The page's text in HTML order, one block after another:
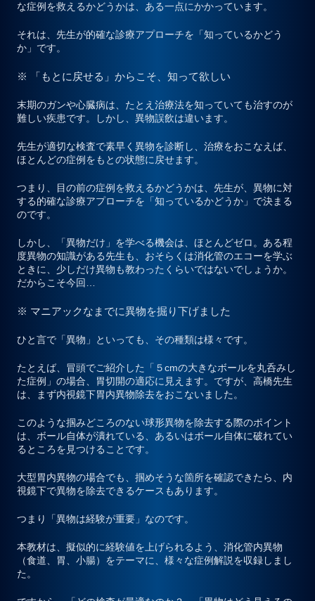
な症例を救えるかどうかは、ある一点にかかっています。
それは、先生が的確な診療アプローチを「知っているかどう
か」です。
※ 「もとに戻せる」からこそ、知って欲しい
末期のガンや心臓病は、たとえ治療法を知っていても治すのが
難しい疾患です。しかし、異物誤飲は違います。
先生が適切な検査で素早く異物を診断し、治療をおこなえば、
ほとんどの症例をもとの状態に戻せます。
つまり、目の前の症例を救えるかどうかは、先生が、異物に対
する的確な診療アプローチを「知っているかどうか」で決まる
のです。
しかし、「異物だけ」を学べる機会は、ほとんどゼロ。ある程
度異物の知識がある先生も、おそらくは消化管のエコーを学ぶ
ときに、少しだけ異物も教わったくらいではないでしょうか。
だからこそ今回…
※ マニアックなまでに異物を掘り下げました
ひと言で「異物」といっても、その種類は様々です。
たとえば、冒頭でご紹介した「５cmの大きなボールを丸呑みし
た症例」の場合、胃切開の適応に見えます。ですが、高橋先生
は、まず内視鏡下胃内異物除去をおこないました。
このような掴みどころのない球形異物を除去する際のポイント
は、 ボール自体が潰れている 、あるいはボール自体に破れてい
るところを見つける ことです。
大型胃内異物の場合でも、掴めそうな箇所を確認できたら、内
視鏡下で異物を除去できるケースもあります。
つまり 「異物は経験が重要」 なのです。
本教材は、擬似的に経験値を上げられるよう、消化管内異物
（食道、胃、小腸）をテーマに、様々な症例解説を収録しまし
た。